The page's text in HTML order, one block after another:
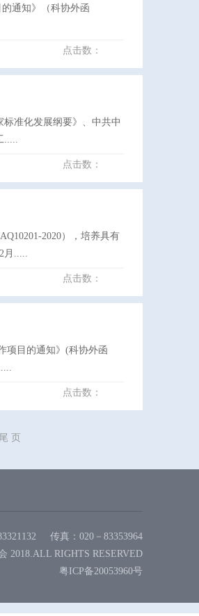
通知》（科协外函
点击数：
准化发展纲要》、中共中
.....
点击数：
2020），培养具有
月.....
点击数：
项目的通知》(科协外函
点击数：
尾 页
传真：020－83353964
2018.ALL RIGHTS RESERVED
粤ICP备20053960号